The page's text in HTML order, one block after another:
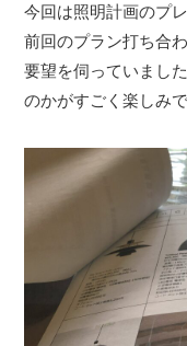
今回は照明計画のプレ
前回のプラン打ち合
要望を伺っていまし
のかがすごく楽しみで